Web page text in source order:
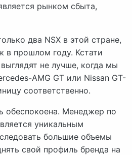
рынком сбыта,
два NSX в этой стране,
в прошлом году. Кстати
не лучше, когда мы
AMG GT или Nissan GT-
соответственно.
обеспокоена. Менеджер по
уникальным
большие объемы
свой профиль бренда на